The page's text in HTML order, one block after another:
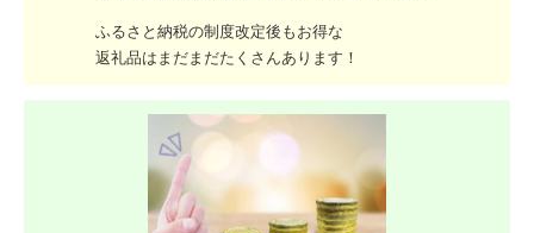
ふるさと納税の制度改定後もお得な
返礼品はまだまだたくさんあります！